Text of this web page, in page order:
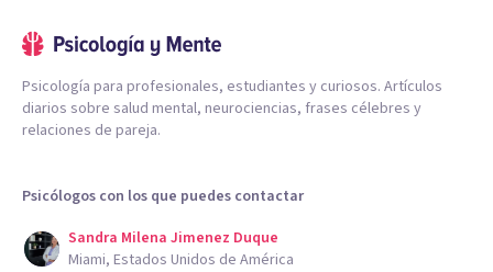
Psicología para profesionales, estudiantes y curiosos. Artículos
diarios sobre salud mental, neurociencias, frases célebres y
relaciones de pareja.
Psicólogos con los que puedes contactar
Sandra Milena Jimenez Duque
Miami, Estados Unidos de América